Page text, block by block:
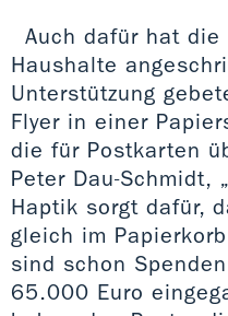
Auch dafür hat die
Haushalte
Unterstützung
Flyer in einer
die für Postkarten
Peter Dau-Schmidt,
Haptik sorgt dafür,
gleich im
sind schon
65.000 Euro